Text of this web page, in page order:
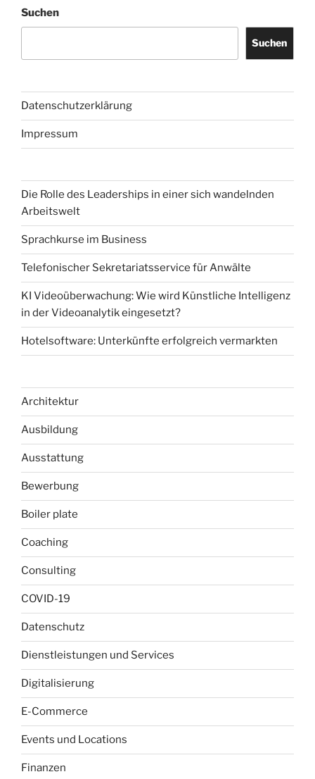
Suchen
Suchen
Datenschutzerklärung
Impressum
Die Rolle des Leaderships in einer sich wandelnden
Arbeitswelt
Sprachkurse im Business
Telefonischer Sekretariatsservice für Anwälte
KI Videoüberwachung: Wie wird Künstliche Intelligenz
in der Videoanalytik eingesetzt?
Hotelsoftware: Unterkünfte erfolgreich vermarkten
Architektur
Ausbildung
Ausstattung
Bewerbung
Boiler plate
Coaching
Consulting
COVID-19
Datenschutz
Dienstleistungen und Services
Digitalisierung
E-Commerce
Events und Locations
Finanzen